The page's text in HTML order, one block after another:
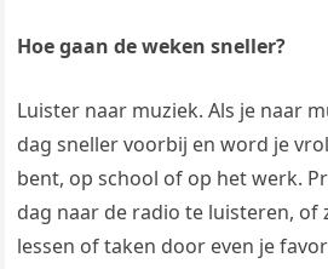
Hoe gaan de weken sneller?
Luister naar muziek. Als je naar
dag sneller voorbij en word je
bent, op school of op het werk.
dag naar de radio te luisteren, of
lessen of taken door even je